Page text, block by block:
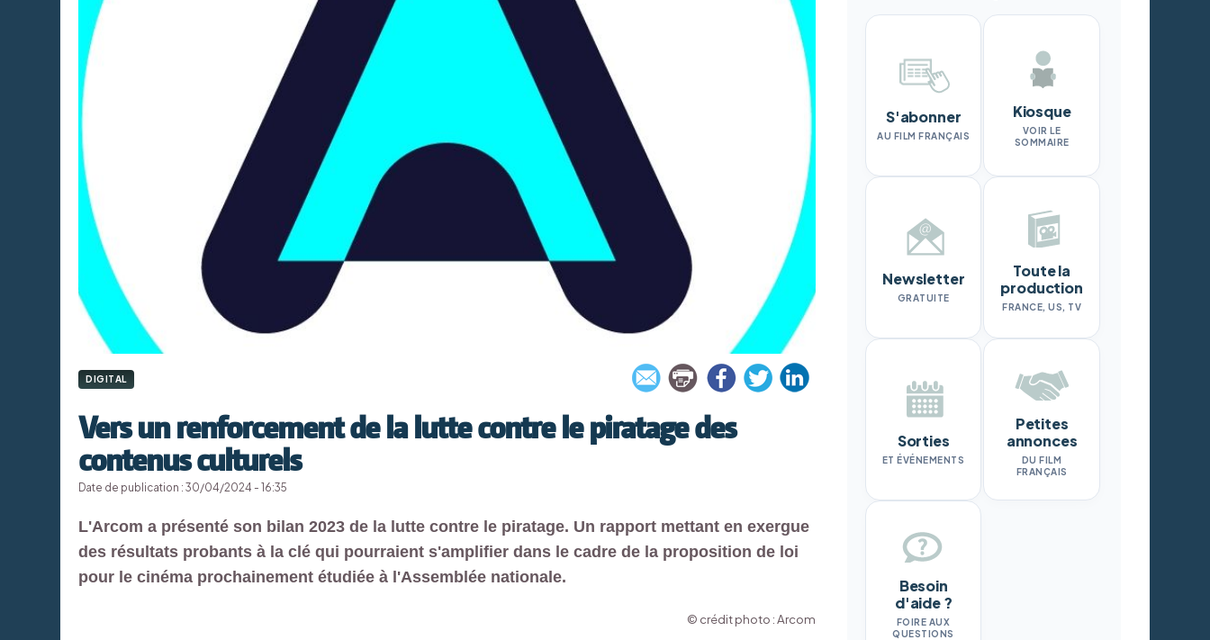
DIGITAL
Vers un renforcement de la lutte contre le piratage des
contenus culturels
Date de publication : 30/04/2024 - 16:35
L'Arcom a présenté son bilan 2023 de la lutte contre le piratage. Un rapport mettant en exergue
des résultats probants à la clé qui pourraient s'amplifier dans le cadre de la proposition de loi
pour le cinéma prochainement étudiée à l'Assemblée nationale.
© crédit photo : Arcom
S'abonner
AU FILM FRANÇAIS
Kiosque
VOIR LE
SOMMAIRE
Newsletter
GRATUITE
Toute la
production
FRANCE, US, TV
Sorties
ET ÉVÉNEMENTS
Petites
annonces
DU FILM
FRANÇAIS
Besoin
d'aide ?
FOIRE AUX
QUESTIONS